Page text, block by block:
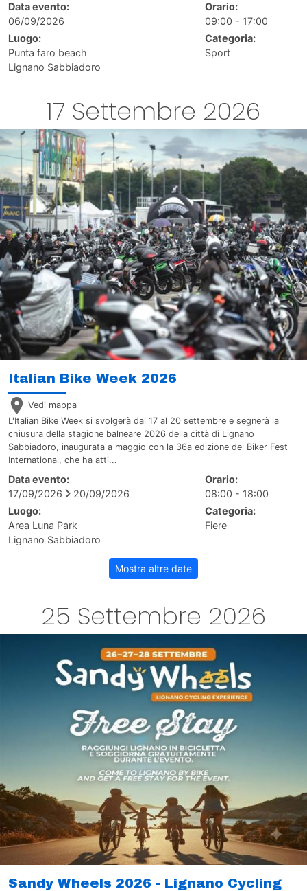
Data evento:
06/09/2026
Orario:
09:00 - 17:00
Luogo:
Punta faro beach
Lignano Sabbiadoro
Categoria:
Sport
17 Settembre 2026
Italian Bike Week 2026
Vedi mappa
L'Italian Bike Week si svolgerà dal 17 al 20 settembre e segnerà la
chiusura della stagione balneare 2026 della città di Lignano
Sabbiadoro, inaugurata a maggio con la 36a edizione del Biker Fest
International, che ha atti...
Data evento:
17/09/2026
20/09/2026
Orario:
08:00 - 18:00
Luogo:
Area Luna Park
Lignano Sabbiadoro
Categoria:
Fiere
Mostra altre date
25 Settembre 2026
Sandy Wheels 2026 - Lignano Cycling